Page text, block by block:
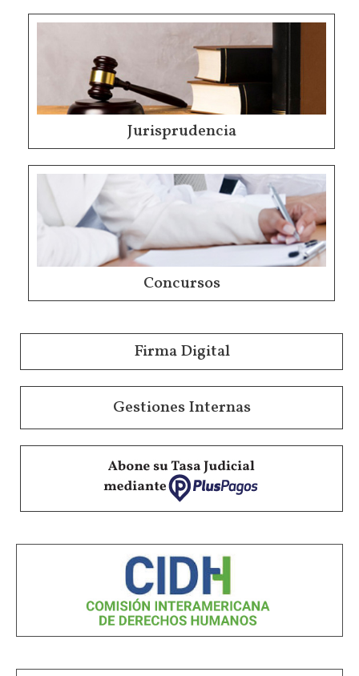
Jurisprudencia
Concursos
Firma Digital
Gestiones Internas